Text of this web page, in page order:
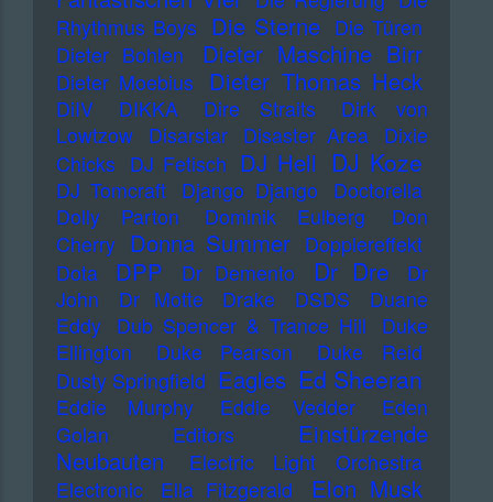
Rhythmus Boys Die Sterne Die Türen
Dieter Bohlen
Dieter Maschine Birr
Dieter Moebius Dieter Thomas Heck
DiIV DIKKA Dire Straits
Dirk von
Lowtzow
Disarstar Disaster Area
Dixie
Chicks DJ Fetisch DJ Hell DJ Koze
DJ Tomcraft Django Django
Doctorella
Dolly Parton
Dominik Eulberg
Don
Cherry Donna Summer Dopplereffekt
Dota
DPP Dr Demento Dr Dre
Dr
John
Dr Motte Drake DSDS
Duane
Eddy
Dub Spencer & Trance Hill
Duke
Ellington
Duke Pearson
Duke Reid
Dusty Springfield Eagles Ed Sheeran
Eddie Murphy Eddie Vedder
Eden
Golan
Editors
Einstürzende
Neubauten
Electric Light Orchestra
Electronic
Ella Fitzgerald Elon Musk